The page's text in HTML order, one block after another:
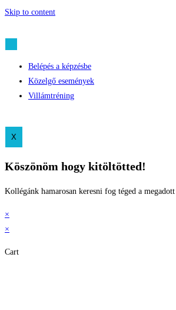
Skip to content
Belépés a képzésbe
Közelgő események
Villámtréning
X
Köszönöm hogy kitöltötted!
Kollégánk hamarosan keresni fog téged a
×
×
Cart